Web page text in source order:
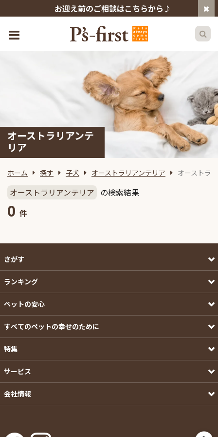
お迎え前のご相談はこちらから♪
オーストラリアンテ
リア
ホーム 探す 子犬 オーストラリアンテリア オーストラ
オーストラリアンテリア の検索結果
0 件
さがす
ランキング
ペットの安心
すべてのペットの幸せのために
特集
サービス
会社情報